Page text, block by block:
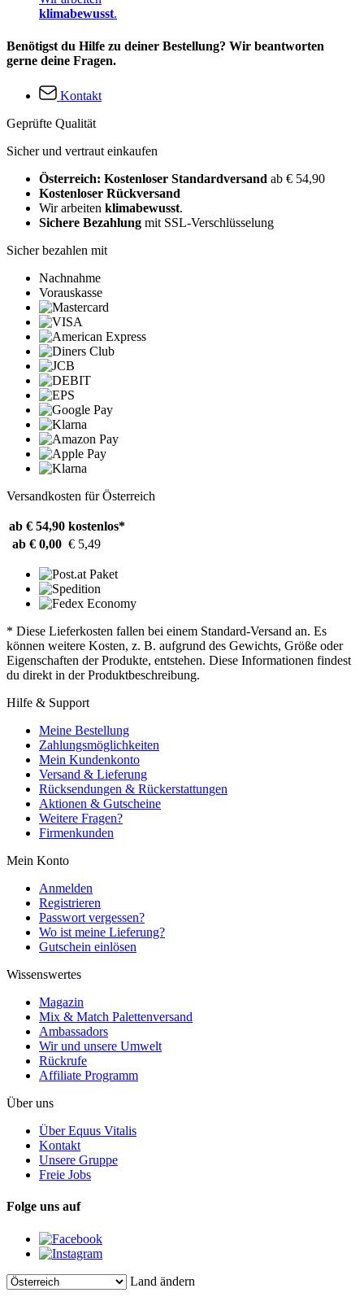
klimabewusst.
Benötigst du Hilfe zu deiner Bestellung? Wir beantworten
gerne deine Fragen.
Kontakt
Geprüfte Qualität
Sicher und vertraut einkaufen
Österreich: Kostenloser Standardversand ab € 54,90
Kostenloser Rückversand
Wir arbeiten klimabewusst.
Sichere Bezahlung mit SSL-Verschlüsselung
Sicher bezahlen mit
Nachnahme
Vorauskasse
Versandkosten für Österreich
ab € 54,90 kostenlos*
ab € 0,00 € 5,49
* Diese Lieferkosten fallen bei einem Standard-Versand an. Es
können weitere Kosten, z. B. aufgrund des Gewichts, Größe oder
Eigenschaften der Produkte, entstehen. Diese Informationen findest
du direkt in der Produktbeschreibung.
Hilfe & Support
Meine Bestellung
Zahlungsmöglichkeiten
Mein Kundenkonto
Versand & Lieferung
Rücksendungen & Rückerstattungen
Aktionen & Gutscheine
Weitere Fragen?
Firmenkunden
Mein Konto
Anmelden
Registrieren
Passwort vergessen?
Wo ist meine Lieferung?
Gutschein einlösen
Wissenswertes
Magazin
Mix & Match Palettenversand
Ambassadors
Wir und unsere Umwelt
Rückrufe
Affiliate Programm
Über uns
Über Equus Vitalis
Kontakt
Unsere Gruppe
Freie Jobs
Folge uns auf
Land ändern